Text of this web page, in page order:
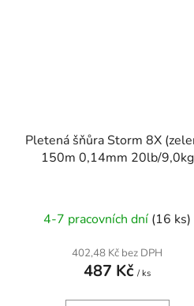
Pletená šňůra Storm 8X
150m 0,14mm 20lb/9,0kg
4-7 pracovních dní (16 ks)
402,48 Kč bez DPH
487 Kč/ ks